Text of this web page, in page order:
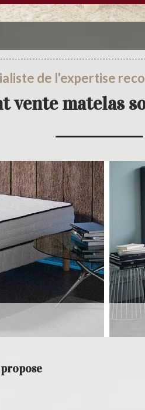
de l'expertise
vente matelas